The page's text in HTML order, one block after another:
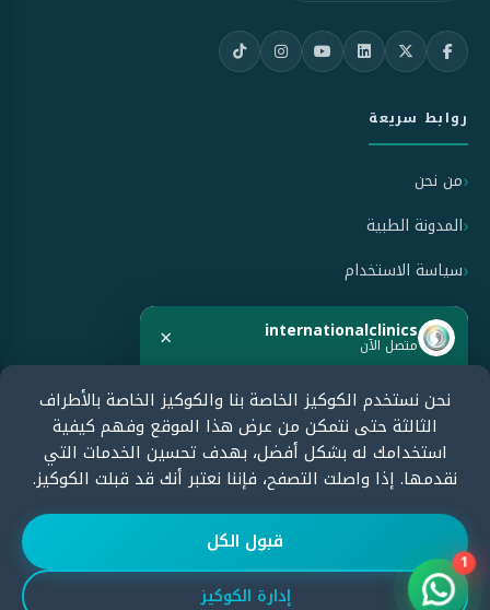
1
internationalclinics
متصل الآن ×
هل تحتاج مساعدة؟
ابدأ الدردشة الآن وسنرد بسرعة.
روابط سريعة
من نحن
المدونة الطبية
سياسة الاستخدام
سياسة الخصوصية
سياسة الإلغاء والاسترداد
معتمدون من قبل
نحن نستخدم الكوكيز الخاصة بنا والكوكيز الخاصة بالأطراف
الثالثة حتى نتمكن من عرض هذا الموقع وفهم كيفية
استخدامك له بشكل أفضل، بهدف تحسين الخدمات التي
نقدمها. إذا واصلت التصفح، فإننا نعتبر أنك قد قبلت الكوكيز.
قبول الكل
إدارة الكوكيز